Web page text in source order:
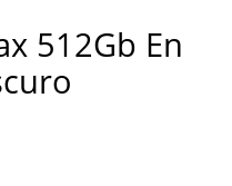
512Gb En